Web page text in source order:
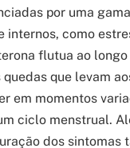
por uma
internos, como
flutua ao
que levam
em momentos
ciclo menstrual.
dos sintomas